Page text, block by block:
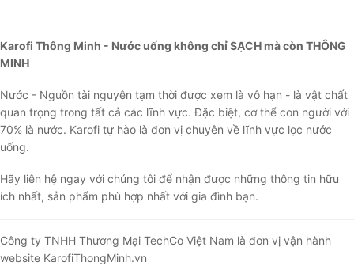
Karofi Thông Minh - Nước uống không chỉ SẠCH mà còn THÔNG
MINH
Nước - Nguồn tài nguyên tạm thời được xem là vô hạn - là vật chất
quan trọng trong tất cả các lĩnh vực. Đặc biệt, cơ thể con người với
70% là nước. Karofi tự hào là đơn vị chuyên về lĩnh vực lọc nước
uống.
Hãy liên hệ ngay với chúng tôi để nhận được những thông tin hữu
ích nhất, sản phẩm phù hợp nhất với gia đình bạn.
Công ty TNHH Thương Mại TechCo Việt Nam là đơn vị vận hành
website KarofiThongMinh.vn